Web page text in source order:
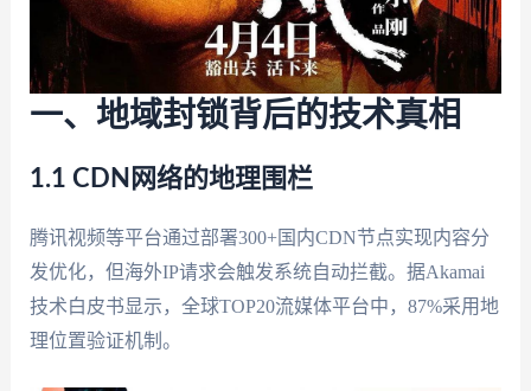
一、地域封锁背后的技术真相
1.1 CDN网络的地理围栏
腾讯视频等平台通过部署300+国内CDN节点实现内容分
发优化，但海外IP请求会触发系统自动拦截。据Akamai
技术白皮书显示，全球TOP20流媒体平台中，87%采用地
理位置验证机制。